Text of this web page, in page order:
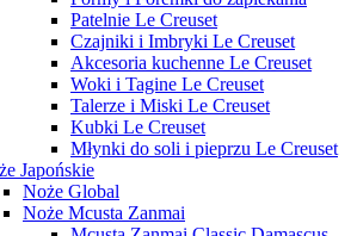
Patelnie Le Creuset
Czajniki i Imbryki Le Creuset
Akcesoria kuchenne Le Creuset
Woki i Tagine Le Creuset
Talerze i Miski Le Creuset
Kubki Le Creuset
Młynki do soli i pieprzu Le Creuset
Japońskie
Noże Global
Noże Mcusta Zanmai